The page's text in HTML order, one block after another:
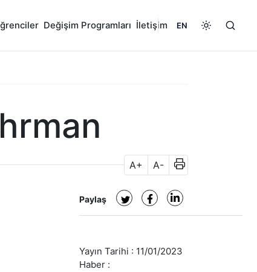
Değişim Programları İletişim EN
A+ A-
Paylaş
Yayın Tarihi : 11/01/2023
Haber :